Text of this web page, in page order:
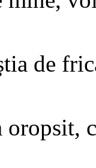
de
oropsit,